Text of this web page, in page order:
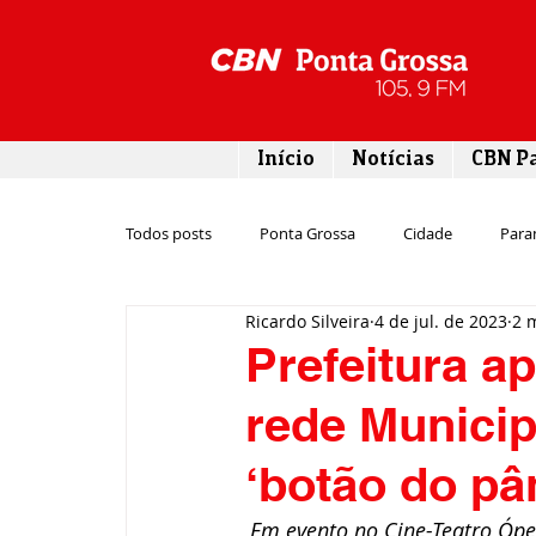
Início Notícias CBN
Todos posts Ponta Grossa Cidade
Emprego Campos Gerais
Rodovias Agronegócio
Gastronomia Tecnologia Polícia
Prefeitura
rede
‘botão do
Ricardo Silveira 4 de jul. de 2023 2
Em evento no Cine-Teatro